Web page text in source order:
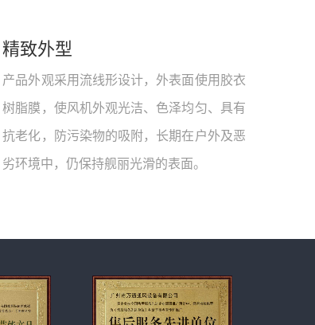
精致外型
产品外观采用流线形设计，外表面使用胶衣
树脂膜，使风机外观光洁、色泽均匀、具有
抗老化，防污染物的吸附，长期在户外及恶
劣环境中，仍保持舰丽光滑的表面。